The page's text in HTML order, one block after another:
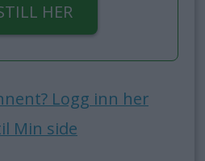
HER
Logg inn her
Min side